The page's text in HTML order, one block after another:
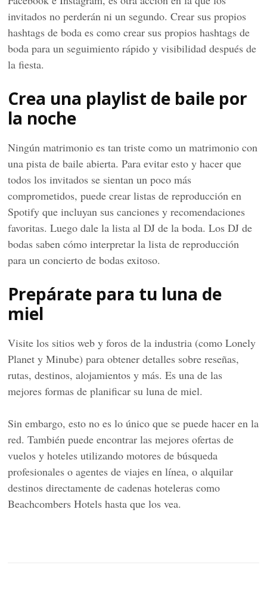
invitados no perderán ni un segundo. Crear sus propios
hashtags de boda es como crear sus propios hashtags de
boda para un seguimiento rápido y visibilidad después de
la fiesta.
Crea una playlist de baile por
la noche
Ningún matrimonio es tan triste como un matrimonio con
una pista de baile abierta. Para evitar esto y hacer que
todos los invitados se sientan un poco más
comprometidos, puede crear listas de reproducción en
Spotify que incluyan sus canciones y recomendaciones
favoritas. Luego dale la lista al DJ de la boda. Los DJ de
bodas saben cómo interpretar la lista de reproducción
para un concierto de bodas exitoso.
Prepárate para tu luna de
miel
Visite los sitios web y foros de la industria (como Lonely
Planet y Minube) para obtener detalles sobre reseñas,
rutas, destinos, alojamientos y más. Es una de las
mejores formas de planificar su luna de miel.
Sin embargo, esto no es lo único que se puede hacer en la
red. También puede encontrar las mejores ofertas de
vuelos y hoteles utilizando motores de búsqueda
profesionales o agentes de viajes en línea, o alquilar
destinos directamente de cadenas hoteleras como
Beachcombers Hotels hasta que los vea.